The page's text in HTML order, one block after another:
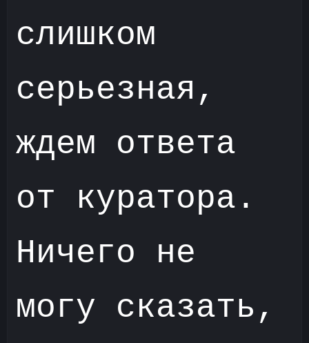
слишком
серьезная,
ждем ответа
от куратора.
Ничего не
могу сказать,